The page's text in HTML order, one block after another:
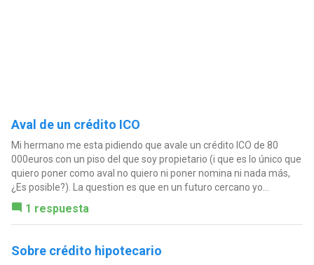
Aval de un crédito ICO
Mi hermano me esta pidiendo que avale un crédito ICO de 80
000euros con un piso del que soy propietario (i que es lo único que
quiero poner como aval no quiero ni poner nomina ni nada más,
¿Es posible?). La question es que en un futuro cercano yo...
1 respuesta
Sobre crédito hipotecario